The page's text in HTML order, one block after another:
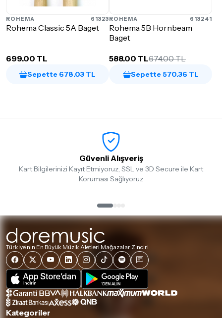
ROHEMA 61323
Rohema Classic 5A Baget
699.00 TL
Sepette 678.03 TL
ROHEMA 613241
Rohema 5B Hornbeam
Baget
588.00 TL674.00 TL
Sepette 570.36 TL
Güvenli Alışveriş
Kart Bilgilerinizi Kayıt Etmiyoruz, SSL ve 3D Secure ile Kart
Koruması Sağlıyoruz
Türkiye'nin En Büyük Müzik Aletleri Mağazalar Zinciri
Kategoriler